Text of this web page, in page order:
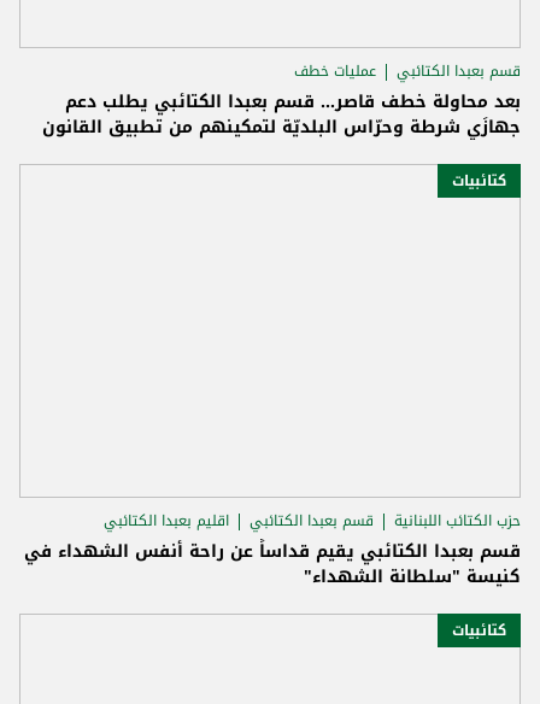
قسم بعبدا الكتائبي عمليات خطف
بعد محاولة خطف قاصر... قسم بعبدا الكتائبي يطلب دعم
جهازَي شرطة وحرّاس البلديّة لتمكينهم من تطبيق القانون
كتائبيات
حزب الكتائب اللبنانية قسم بعبدا الكتائبي اقليم بعبدا الكتائبي
قسم بعبدا الكتائبي يقيم قداساً عن راحة أنفس الشهداء في
كنيسة "سلطانة الشهداء"
كتائبيات